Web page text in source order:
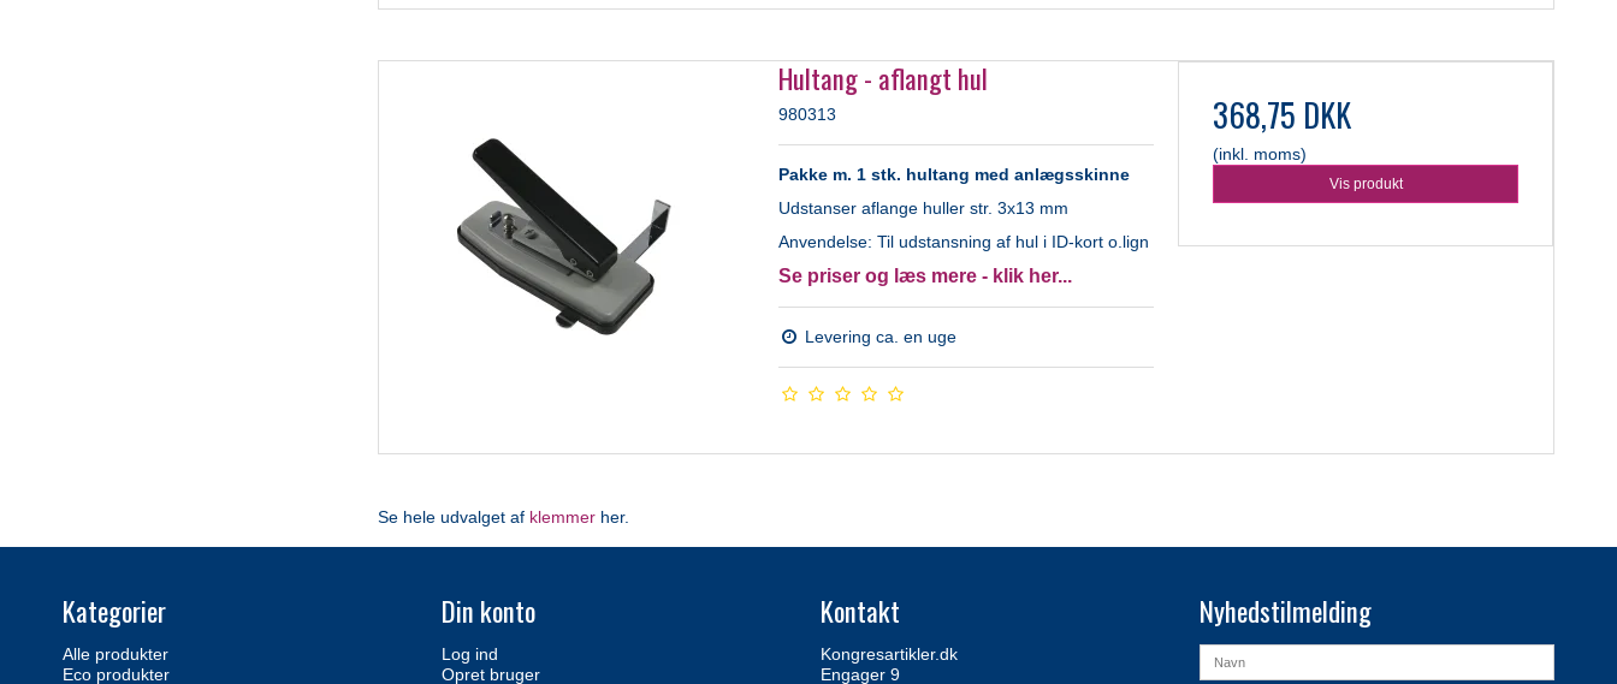
Hultang - aflangt hul
980313
Pakke m. 1 stk. hultang med anlægsskinne
Udstanser aflange huller str. 3x13 mm
Anvendelse: Til udstansning af hul i ID-kort o.lign
Se priser og læs mere - klik her...
Levering ca. en uge
368,75 DKK
(inkl. moms)
Vis produkt
Se hele udvalget af klemmer her.
Kategorier
Alle produkter
Eco produkter
Din konto
Log ind
Opret bruger
Kontakt
Kongresartikler.dk
Engager 9
Nyhedstilmelding